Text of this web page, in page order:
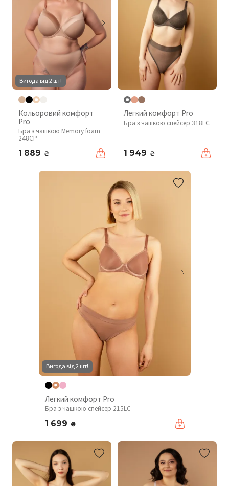
Вигода від 2 шт!
Кольоровий комфорт
Pro
Бра з чашкою Memory foam
248CP
1 889 ₴
Легкий комфорт Pro
Бра з чашкою спейсер 318LC
1 949 ₴
Вигода від 2 шт!
Легкий комфорт Pro
Бра з чашкою спейсер 215LC
1 699 ₴